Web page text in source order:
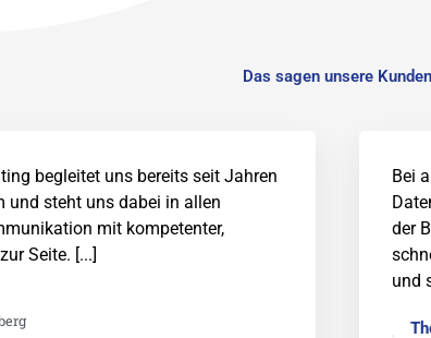
Das sagen unsere Kunden
begleitet uns bereits seit Jahren
und steht uns dabei in allen
mit kompetenter,
Seite. [...]
Bei
der
und